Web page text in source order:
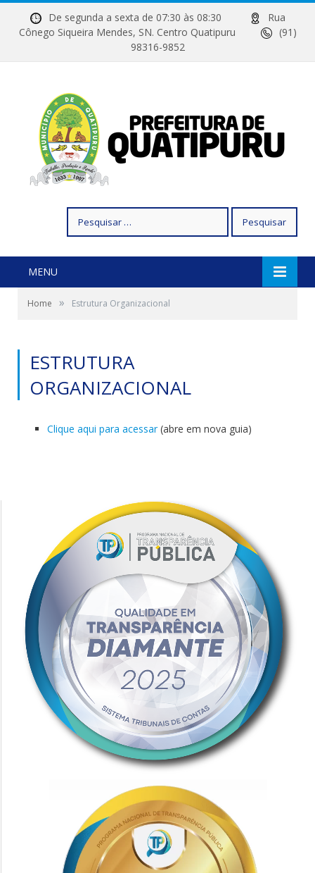
De segunda a sexta de 07:30 às 08:30
Rua
Cônego Siqueira Mendes, SN. Centro Quatipuru
(91)
98316-9852
por:
MENU
Home » Estrutura Organizacional
ESTRUTURA
ORGANIZACIONAL
Clique aqui para acessar(abre em nova guia)